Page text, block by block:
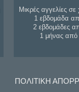
Μικρές αγγελίες σε
1 εβδομάδα
2 εβδομάδες
1 μήνας
ΠΟΛΙΤΙΚΗ